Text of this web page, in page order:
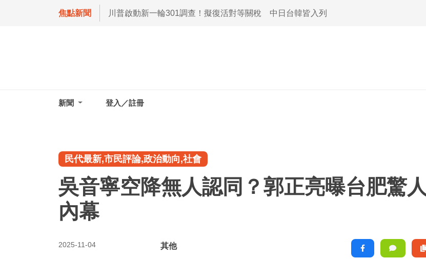
焦點新聞 川普啟動新一輪301調查！擬復活對等關稅 中日台韓皆入列
新聞 登入／註冊
民代最新,市民評論,政治動向,社會
吳音寧空降無人認同？郭正亮曝台肥驚人
內幕
2025-11-04 其他